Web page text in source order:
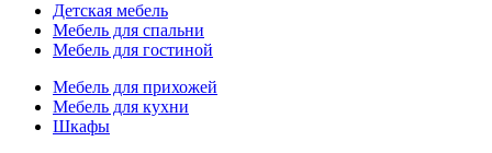
Детская мебель
Мебель для спальни
Мебель для гостиной
Мебель для прихожей
Мебель для кухни
Шкафы